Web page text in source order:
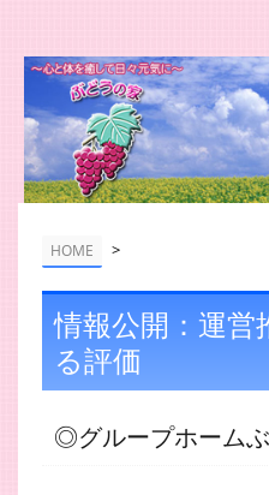
HOME >
情報公開：運営
る評価
◎グループホーム